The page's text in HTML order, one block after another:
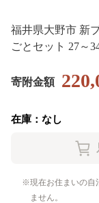
福井県大野市 新
ごとセット 27～
寄附金額
在庫：なし
現在お住まいの自
ません。